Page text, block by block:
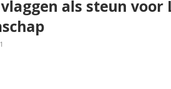
als steun voor